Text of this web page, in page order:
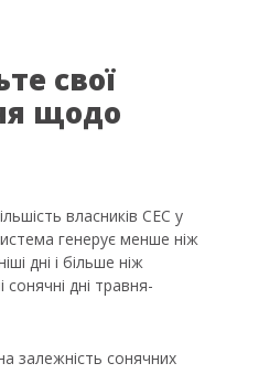
свої
щодо
власників СЕС у
генерує менше ніж
дні і більше ніж
сонячні дні травня-
залежність сонячних